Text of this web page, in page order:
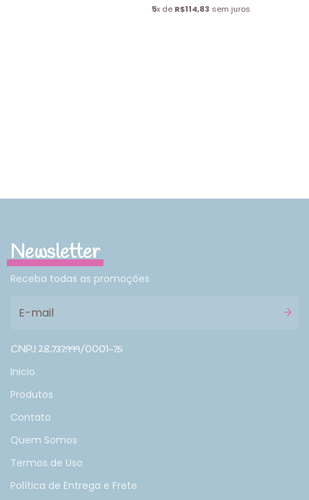
5x de R$114,83 sem juros
Newsletter
Receba todas as promoções
CNPJ 28.737.999/0001-75
Inicio
Produtos
Contato
Quem Somos
Termos de Uso
Política de Entrega e Frete